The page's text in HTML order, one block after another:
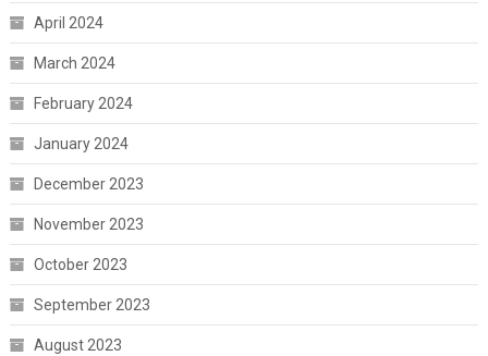
April 2024
March 2024
February 2024
January 2024
December 2023
November 2023
October 2023
September 2023
August 2023